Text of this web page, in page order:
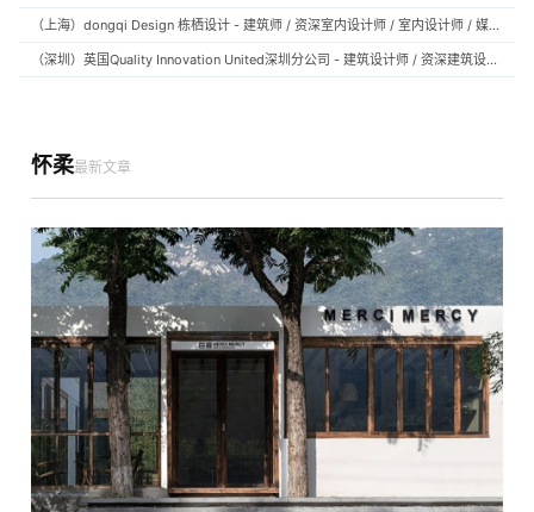
（上海）dongqi Design 栋栖设计 - 建筑师 / 资深室内设计师 / 室内设计师 / 媒体及公共关系主管 / 设计实习生（常年招聘）
（深圳）英国Quality Innovation United深圳分公司 - 建筑设计师 / 资深建筑设计师 / 室内设计师 / 设计实习生
怀柔最新文章